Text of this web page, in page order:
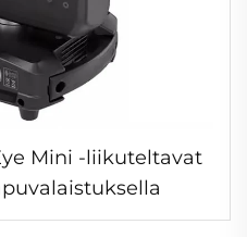
Mini -liikuteltavat